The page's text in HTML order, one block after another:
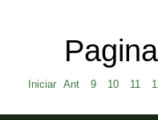
Iniciar Ant 9 10 11